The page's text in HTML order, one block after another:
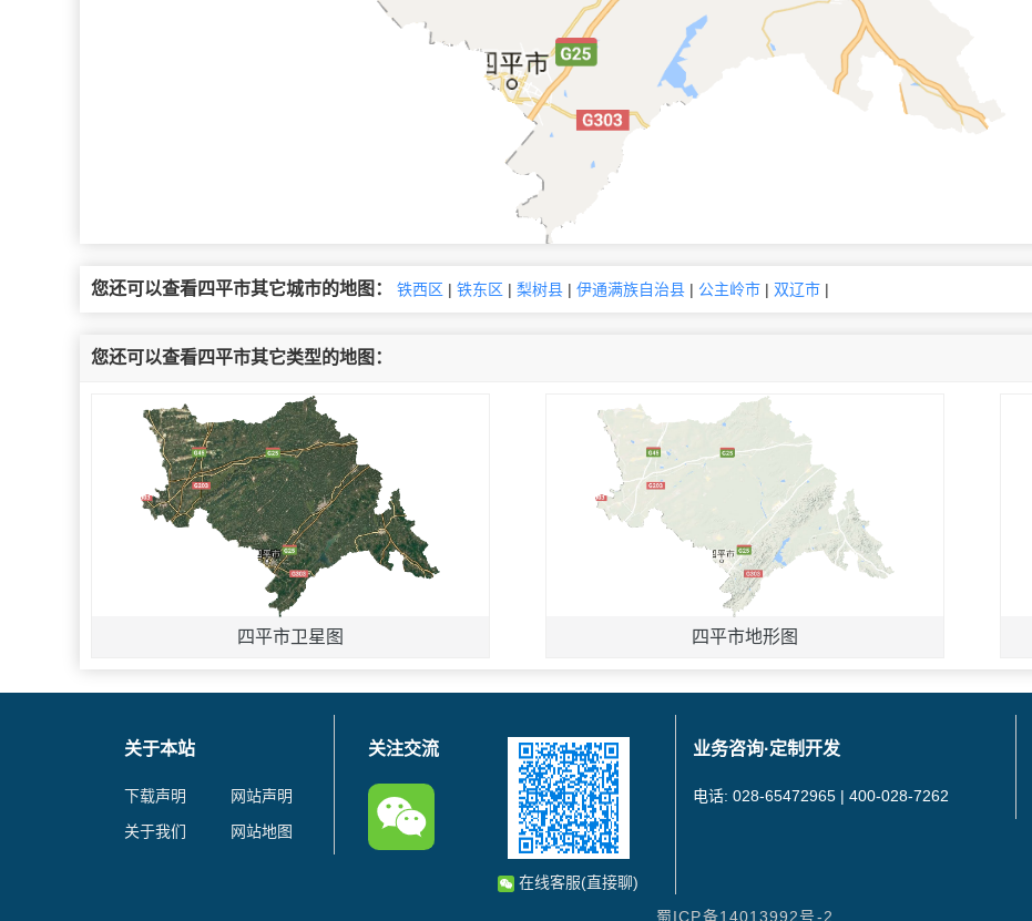
您还可以查看四平市其它城市的地图： 铁西区 | 铁东区 | 梨树县 | 伊通满族自治县 | 公主岭市 | 双辽市 |
您还可以查看四平市其它类型的地图：
四平市卫星图 四平市地形图
关于本站
下载声明
网站声明
关于我们
网站地图
关注交流
在线客服(直接聊)
业务咨询·定制开发
电话: 028-65472965 | 400-028-7262
蜀ICP备14013992号-2